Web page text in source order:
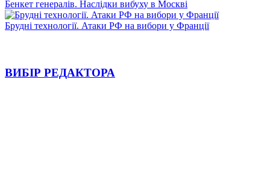
Бенкет генералів. Наслідки вибуху в Москві
Брудні технології. Атаки РФ на вибори у Франції
ВИБІР РЕДАКТОРА